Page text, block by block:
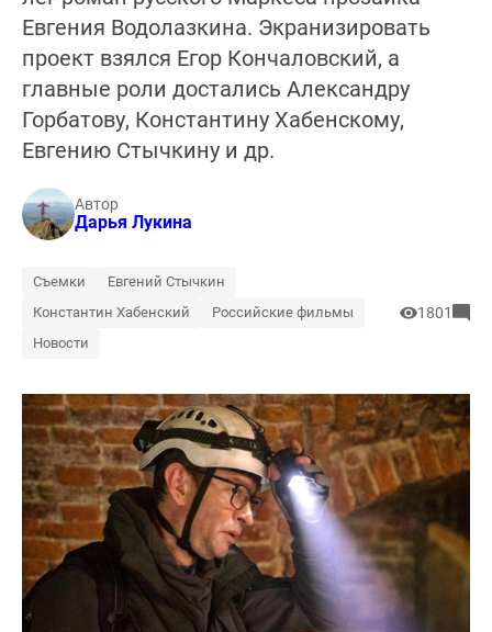
Евгения Водолазкина. Экранизировать
проект взялся Егор Кончаловский, а
главные роли достались Александру
Горбатову, Константину Хабенскому,
Евгению Стычкину и др.
Автор
Дарья Лукина
Съемки
Евгений Стычкин
Константин Хабенский
Российские фильмы
Новости
1801